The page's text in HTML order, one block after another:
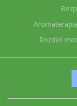
Rozdiel